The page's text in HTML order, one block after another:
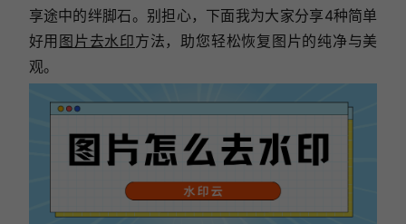
享途中的绊脚石。别担心，下面我为大家分享4种简单
好用 图片去水印方法，助您轻松恢复图片的纯净与美
观。